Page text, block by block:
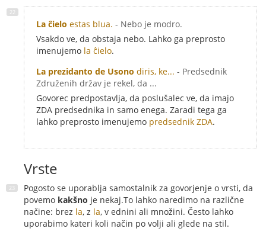
La ĉielo estas blua. - Nebo je modro.
Vsakdo ve, da obstaja nebo. Lahko ga preprosto
imenujemo la ĉielo.
La prezidanto de Usono diris, ke... - Predsednik
Združenih držav je rekel, da ...
Govorec predpostavlja, da poslušalec ve, da imajo
ZDA predsednika in samo enega. Zaradi tega ga
lahko preprosto imenujemo predsednik ZDA.
Vrste
Pogosto se uporablja samostalnik za govorjenje o vrsti, da
povemo kakšno je nekaj.To lahko naredimo na različne
načine: brez la, z la, v ednini ali množini. Često lahko
uporabimo kateri koli način po volji ali glede na stil.